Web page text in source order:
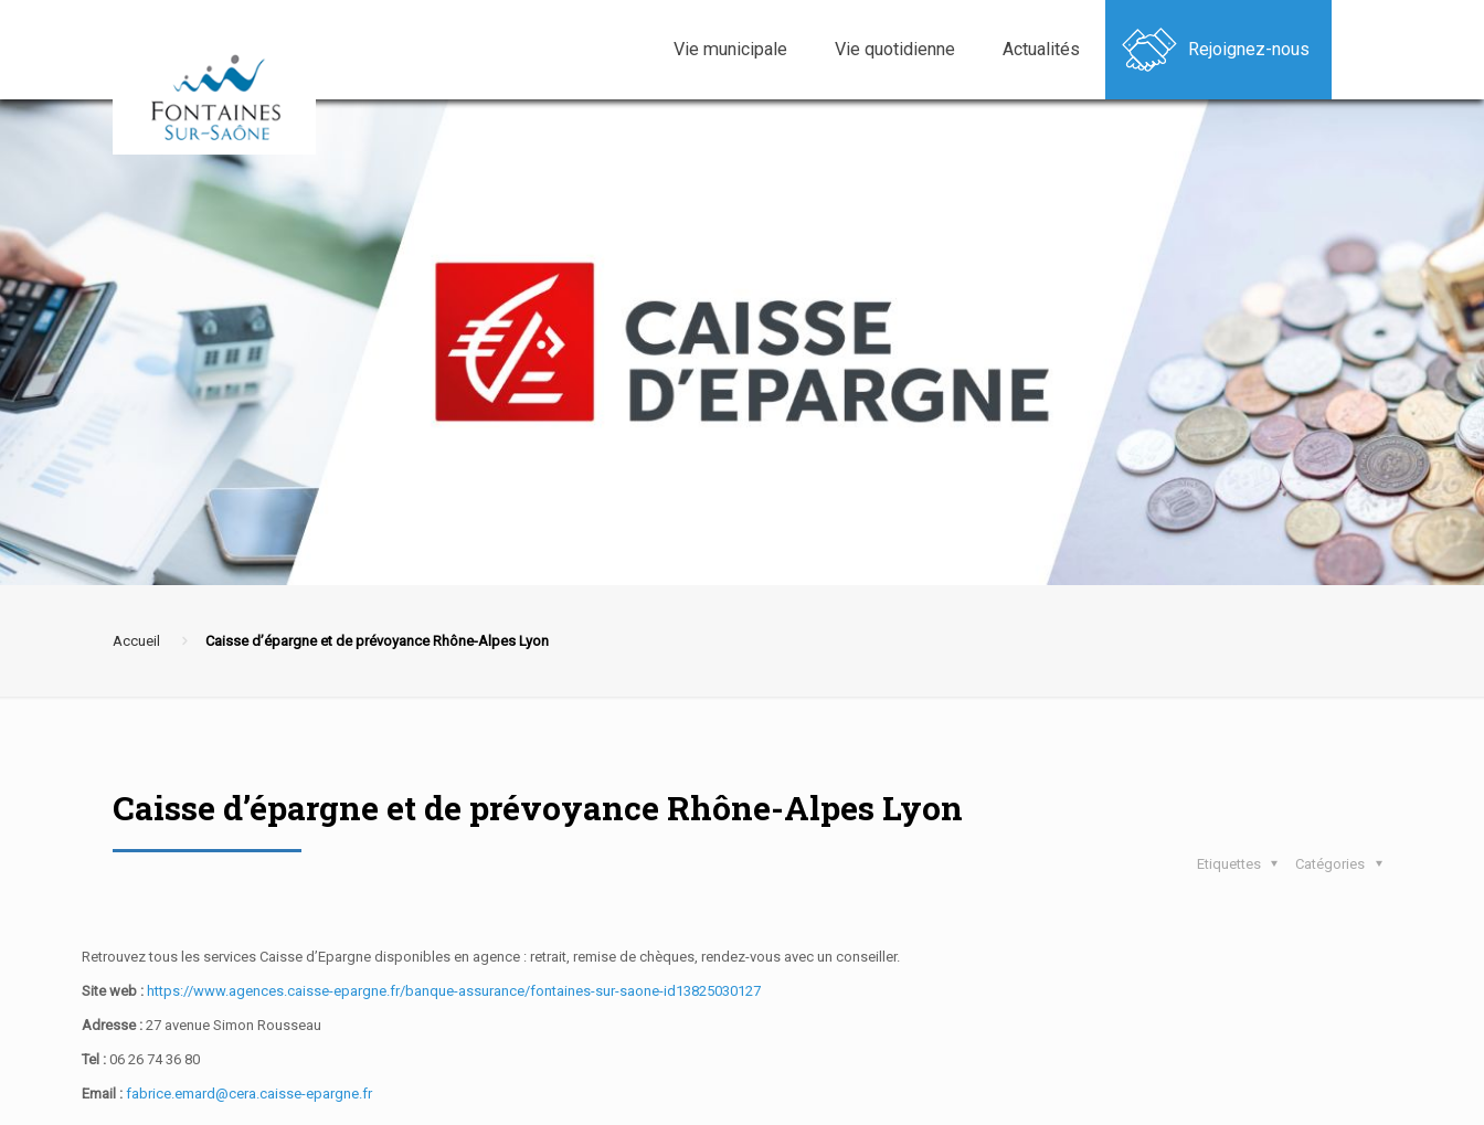
Vie municipale Vie quotidienne Actualités Rejoignez-nous
Accueil Caisse d’épargne et de prévoyance Rhône-Alpes Lyon
Caisse d’épargne et de prévoyance Rhône-Alpes Lyon
Catégories
Etiquettes
Retrouvez tous les services Caisse d’Epargne disponibles en agence : retrait, remise de chèques, rendez-vous avec un conseiller.
Site web : https://www.agences.caisse-epargne.fr/banque-assurance/fontaines-sur-saone-id13825030127
Adresse : 27 avenue Simon Rousseau
Tel : 06 26 74 36 80
Email : fabrice.emard@cera.caisse-epargne.fr